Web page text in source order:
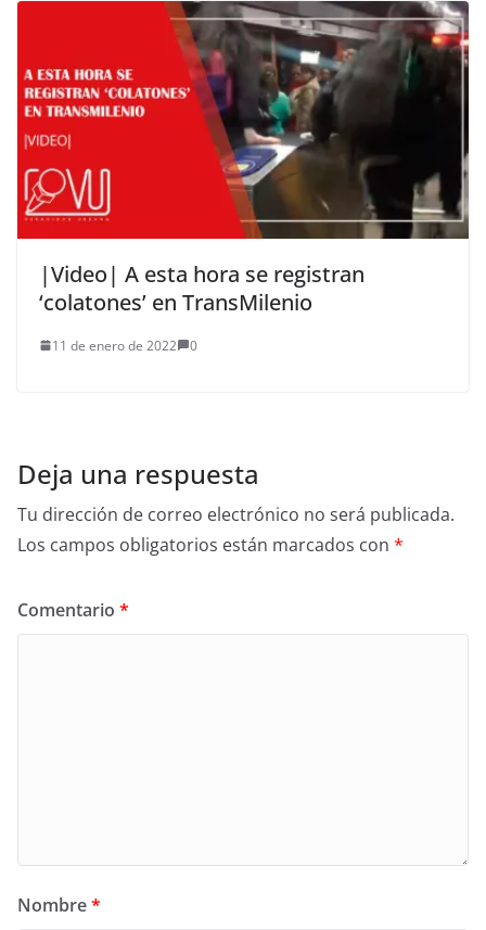
|Video| A esta hora se registran
‘colatones’ en TransMilenio
11 de enero de 2022 0
Deja una respuesta
Tu dirección de correo electrónico no será publicada.
Los campos obligatorios están marcados con *
Comentario *
Nombre*